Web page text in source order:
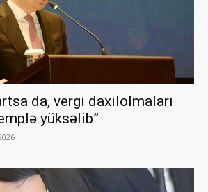
da, vergi daxilolmaları
yüksəlib”